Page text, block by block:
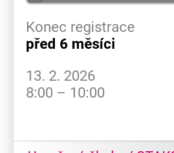
Konec registrace
před 6 měsíci
13. 2. 2026
8:00 – 10:00